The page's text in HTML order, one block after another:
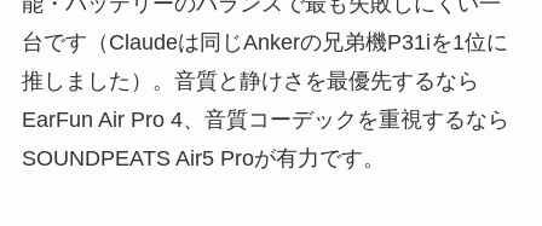
台です（Claudeは同じAnkerの兄弟機P31iを1位に
推しました）。音質と静けさを最優先するなら
EarFun Air Pro 4、音質コーデックを重視するなら
SOUNDPEATS Air5 Proが有力です。